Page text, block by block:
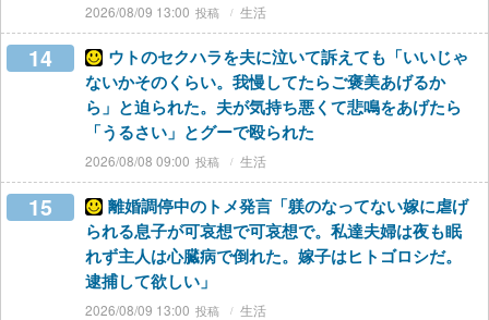
2026/08/09 13:00 生活
14
ウトのセクハラを夫に泣いて訴えても「いいじゃ
ないかそのくらい。我慢してたらご褒美あげるか
ら」と迫られた。夫が気持ち悪くて悲鳴をあげたら
「うるさい」とグーで殴られた
2026/08/08 09:00 生活
15
離婚調停中のトメ発言「躾のなってない嫁に虐げ
られる息子が可哀想で可哀想で。私達夫婦は夜も眠
れず主人は心臓病で倒れた。嫁子はヒトゴロシだ。
逮捕して欲しい」
2026/08/09 13:00 生活